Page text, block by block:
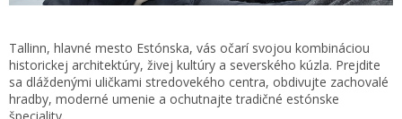
Tallinn, hlavné mesto Estónska, vás očarí svojou kombináciou
historickej architektúry, živej kultúry a severského kúzla. Prejdite
sa dláždenými uličkami stredovekého centra, obdivujte zachovalé
hradby, moderné umenie a ochutnajte tradičné estónske
špeciality.